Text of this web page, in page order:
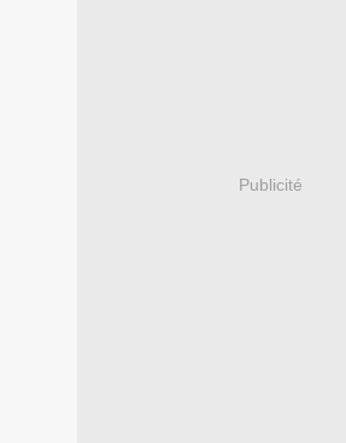
Publicité